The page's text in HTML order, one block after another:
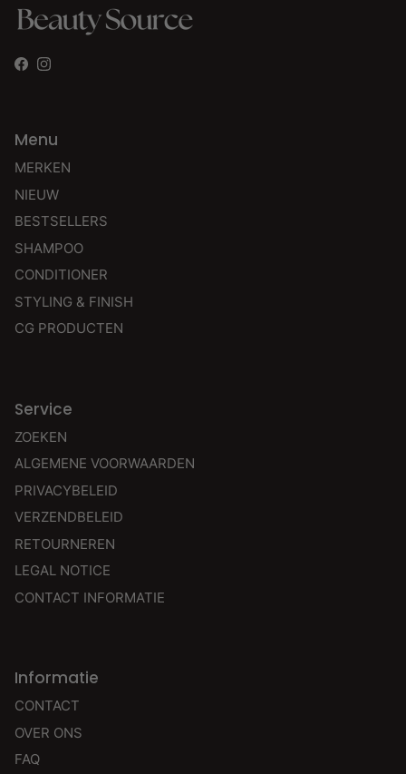
Facebook
Instagram
Menu
MERKEN
NIEUW
BESTSELLERS
SHAMPOO
CONDITIONER
STYLING & FINISH
CG PRODUCTEN
Service
ZOEKEN
ALGEMENE VOORWAARDEN
PRIVACYBELEID
VERZENDBELEID
RETOURNEREN
LEGAL NOTICE
CONTACT INFORMATIE
Informatie
CONTACT
OVER ONS
FAQ